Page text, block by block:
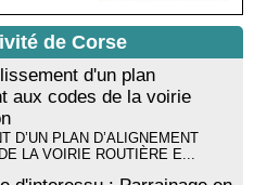
conférences peinture animé
territuriale di Santa Lucia di
de Corse
d'un plan
aux codes de la voirie
D’UN PLAN D’ALIGNEMENT
LA VOIRIE ROUTIÈRE E...